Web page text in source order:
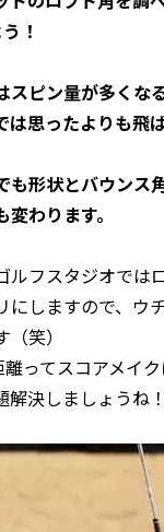
！
スピン量が多くな
思ったよりも飛ば
も形状とバウンス
わります。
ルフスタジオでは
にしますので、ウ
笑）
ってスコアメイ
決しましょうね！